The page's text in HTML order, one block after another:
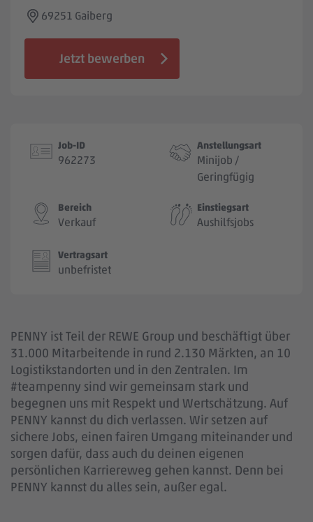
69251 Gaiberg
Jetzt bewerben
Job-ID
962273
Anstellungsart
Minijob /
Geringfügig
Bereich
Verkauf
Einstiegsart
Aushilfsjobs
Vertragsart
unbefristet
PENNY ist Teil der REWE Group und beschäftigt über
31.000 Mitarbeitende in rund 2.130 Märkten, an 10
Logistikstandorten und in den Zentralen. Im
#teampenny sind wir gemeinsam stark und
begegnen uns mit Respekt und Wertschätzung. Auf
PENNY kannst du dich verlassen. Wir setzen auf
sichere Jobs, einen fairen Umgang miteinander und
sorgen dafür, dass auch du deinen eigenen
persönlichen Karriereweg gehen kannst. Denn bei
PENNY kannst du alles sein, außer egal.